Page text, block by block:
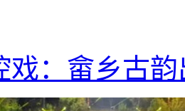
戏：畲乡古